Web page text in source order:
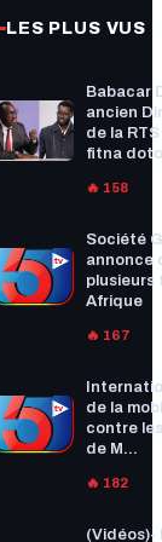
LES PLUS VUS
Babacar
ancien
de la RTS
fitna
🔥 158
Société
annonce
plusieurs
Afrique
🔥 167
de la
contre
de M...
🔥 182
(Vidéos)-